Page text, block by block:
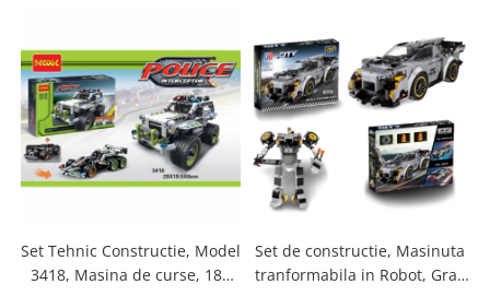
Set Tehnic Constructie, Model
3418, Masina de curse, 185
Set de constructie, Masinuta
tranformabila in Robot, Gray